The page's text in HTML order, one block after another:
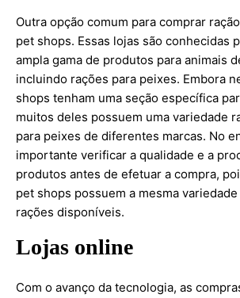
Outra opção comum para comprar
pet shops. Essas lojas são conhecidas
ampla gama de produtos para animais
incluindo rações para peixes. Embora
shops tenham uma seção específica
muitos deles possuem uma variedade
para peixes de diferentes marcas. No
importante verificar a qualidade e a
produtos antes de efetuar a compra,
pet shops possuem a mesma
rações disponíveis.
Lojas online
Com o avanço da tecnologia, as